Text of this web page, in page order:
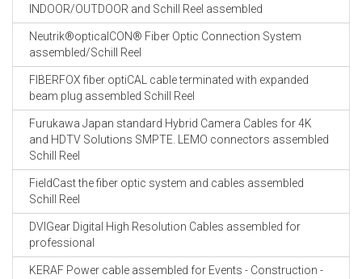
INDOOR/OUTDOOR and Schill Reel assembled
Neutrik®opticalCON® Fiber Optic Connection System
assembled/Schill Reel
FIBERFOX fiber optiCAL cable terminated with expanded
beam plug assembled Schill Reel
Furukawa Japan standard Hybrid Camera Cables for 4K
and HDTV Solutions SMPTE. LEMO connectors assembled
Schill Reel
FieldCast the fiber optic system and cables assembled
Schill Reel
DVIGear Digital High Resolution Cables assembled for
professional
KERAF Power cable assembled for Events - Construction -